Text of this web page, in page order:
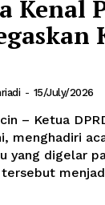
Kenal
- 15/July/2026
– Ketua
menghadiri
yang digelar
tersebut